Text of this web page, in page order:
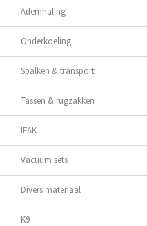
Ademhaling
Onderkoeling
Spalken & transport
Tassen & rugzakken
IFAK
Vacuum sets
Divers materiaal
K9